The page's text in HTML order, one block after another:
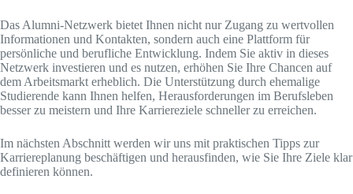
Das Alumni-Netzwerk bietet Ihnen nicht nur Zugang zu wertvollen
Informationen und Kontakten, sondern auch eine Plattform für
persönliche und berufliche Entwicklung. Indem Sie aktiv in dieses
Netzwerk investieren und es nutzen, erhöhen Sie Ihre Chancen auf
dem Arbeitsmarkt erheblich. Die Unterstützung durch ehemalige
Studierende kann Ihnen helfen, Herausforderungen im Berufsleben
besser zu meistern und Ihre Karriereziele schneller zu erreichen.
Im nächsten Abschnitt werden wir uns mit praktischen Tipps zur
Karriereplanung beschäftigen und herausfinden, wie Sie Ihre Ziele klar
definieren können.